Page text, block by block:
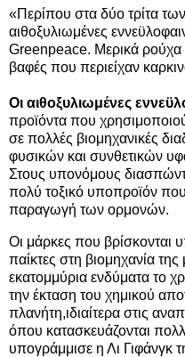
«Περίπου στα δύο τρίτα
αιθοξυλιωμένες
Greenpeace. Μερικά ρούχα
βαφές που περιείχαν
Οι αιθοξυλιωμένες
προϊόντα που
σε πολλές βιομηχανικές
φυσικών και συνθετικών
Στους υπονόμους
πολύ τοξικό υποπροϊόν
παραγωγή των ορμονών.
Οι μάρκες που βρίσκονται
παίκτες στη βιομηχανία της
εκατομμύρια ενδύματα το
την έκταση του χημικού
πλανήτη,ιδιαίτερα στις
όπου κατασκευάζονται
υπογράμμισε η Λι Γιφάνγκ